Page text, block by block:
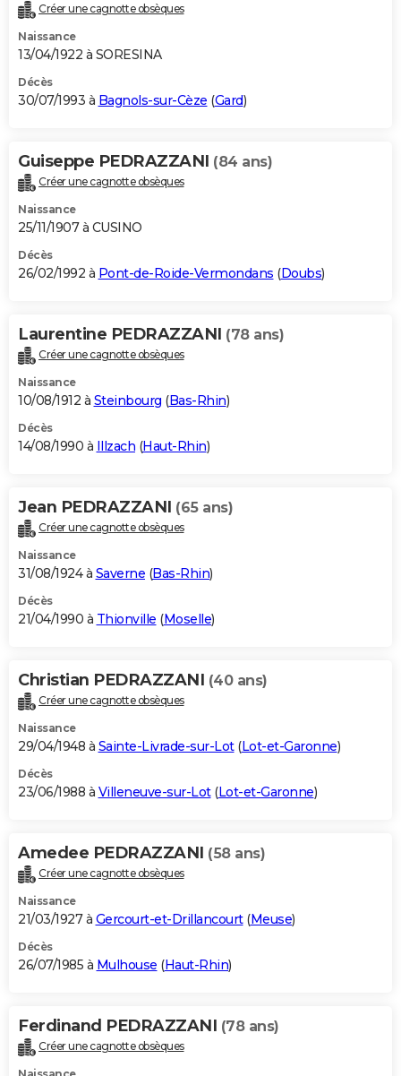
Créer une cagnotte obsèques
Naissance
13/04/1922 à SORESINA
Décès
30/07/1993 à Bagnols-sur-Cèze (Gard)
Guiseppe PEDRAZZANI (84 ans)
Créer une cagnotte obsèques
Naissance
25/11/1907 à CUSINO
Décès
26/02/1992 à Pont-de-Roide-Vermondans (Doubs)
Laurentine PEDRAZZANI (78 ans)
Créer une cagnotte obsèques
Naissance
10/08/1912 à Steinbourg (Bas-Rhin)
Décès
14/08/1990 à Illzach (Haut-Rhin)
Jean PEDRAZZANI (65 ans)
Créer une cagnotte obsèques
Naissance
31/08/1924 à Saverne (Bas-Rhin)
Décès
21/04/1990 à Thionville (Moselle)
Christian PEDRAZZANI (40 ans)
Créer une cagnotte obsèques
Naissance
29/04/1948 à Sainte-Livrade-sur-Lot(Lot-et-Garonne)
Décès
23/06/1988 à Villeneuve-sur-Lot(Lot-et-Garonne)
Amedee PEDRAZZANI (58 ans)
Créer une cagnotte obsèques
Naissance
21/03/1927 à Gercourt-et-Drillancourt(Meuse)
Décès
26/07/1985 à Mulhouse (Haut-Rhin)
Ferdinand PEDRAZZANI (78 ans)
Créer une cagnotte obsèques